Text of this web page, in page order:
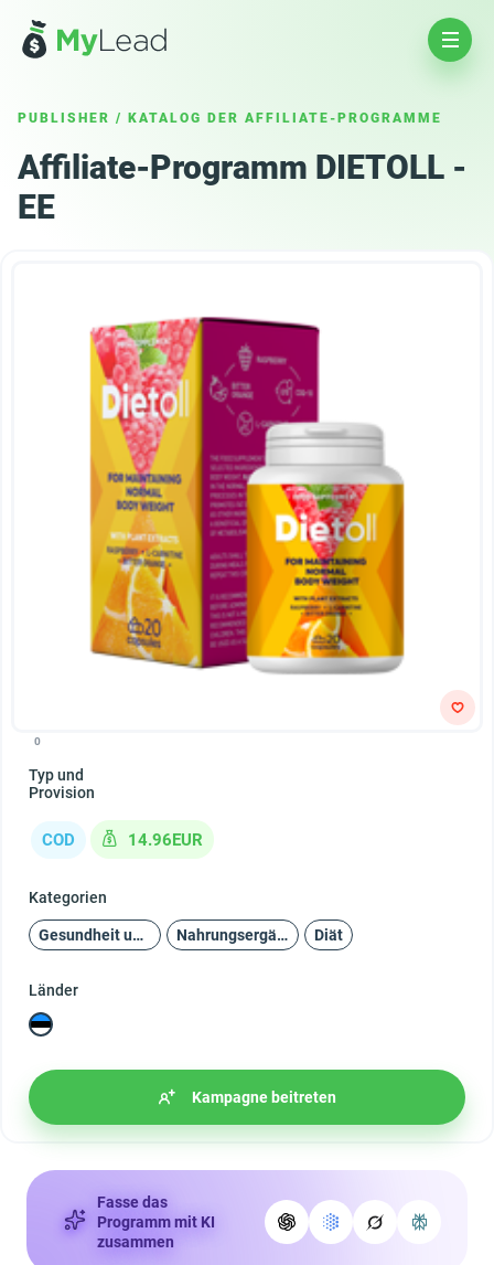
PUBLISHER / KATALOG DER AFFILIATE-PROGRAMME
Affiliate-Programm DIETOLL -
EE
0
Typ und
Provision
COD 14.96EUR
Kategorien
Gesundheit und Schönheit Nahrungsergänzungsmittel Diät
Länder
Kampagne beitreten
Fasse das
Programm mit KI
zusammen